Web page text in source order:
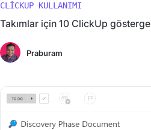
CLICKUP KULLANIMI
Takımlar için 10 ClickUp
Praburam